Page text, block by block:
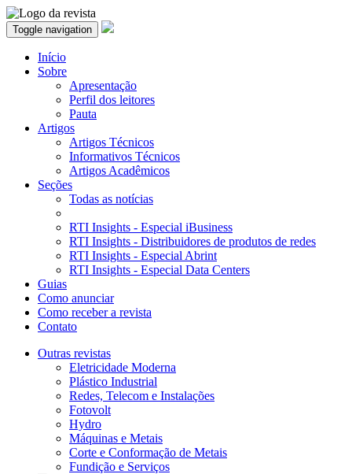
Toggle navigation
Início
Sobre
Apresentação
Perfil dos leitores
Pauta
Artigos
Artigos Técnicos
Informativos Técnicos
Artigos Acadêmicos
Seções
Todas as notícias
RTI Insights - Especial iBusiness
RTI Insights - Distribuidores de produtos de redes
RTI Insights - Especial Abrint
RTI Insights - Especial Data Centers
Guias
Como anunciar
Como receber a revista
Contato
Outras revistas
Eletricidade Moderna
Plástico Industrial
Redes, Telecom e Instalações
Fotovolt
Hydro
Máquinas e Metais
Corte e Conformação de Metais
Fundição e Serviços